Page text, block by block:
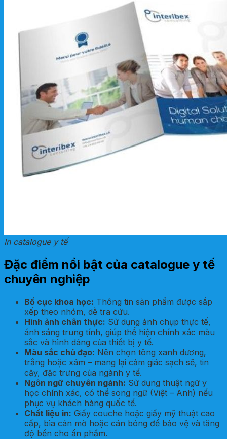
In catalogue y tế
Đặc điểm nổi bật của catalogue y tế
chuyên nghiệp
Bố cục khoa học: Thông tin sản phẩm được sắp
xếp theo nhóm, dễ tra cứu.
Hình ảnh chân thực: Sử dụng ảnh chụp thực tế,
ánh sáng trung tính, giúp thể hiện chính xác màu
sắc và hình dáng của thiết bị y tế.
Màu sắc chủ đạo: Nên chọn tông xanh dương,
trắng hoặc xám – mang lại cảm giác sạch sẽ, tin
cậy, đặc trưng của ngành y tế.
Ngôn ngữ chuyên ngành: Sử dụng thuật ngữ y
học chính xác, có thể song ngữ (Việt – Anh) nếu
phục vụ khách hàng quốc tế.
Chất liệu in: Giấy couche hoặc giấy mỹ thuật cao
cấp, bìa cán mờ hoặc cán bóng để bảo vệ và tăng
độ bền cho ấn phẩm.